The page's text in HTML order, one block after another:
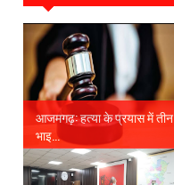
आजमगढ़: हत्या के प्रयास में तीन
भाइ...